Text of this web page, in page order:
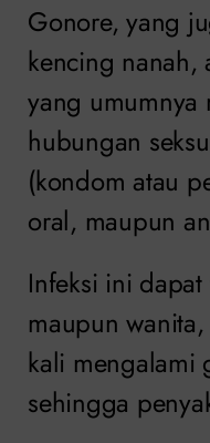
Gonore, yang
kencing nanah,
yang umumnya
hubungan
(kondom atau
oral, maupun
Infeksi ini
maupun
kali mengalami
sehingga